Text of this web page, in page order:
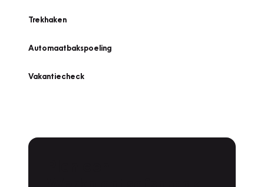
Trekhaken
Automaatbakspoeling
Vakantiecheck